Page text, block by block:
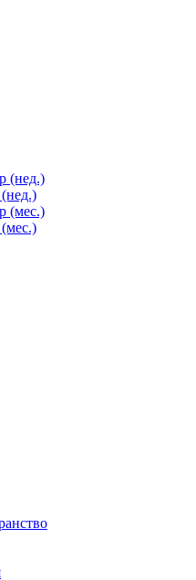
(нед.)
(мес.)